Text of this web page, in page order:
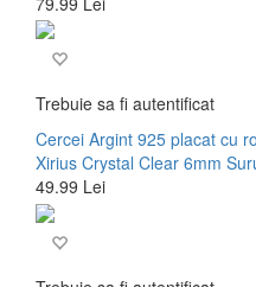
Trebuie sa fi autentificat
Cercei Argint 925 placat cu
Xirius Crystal Clear 6mm
49.99 Lei